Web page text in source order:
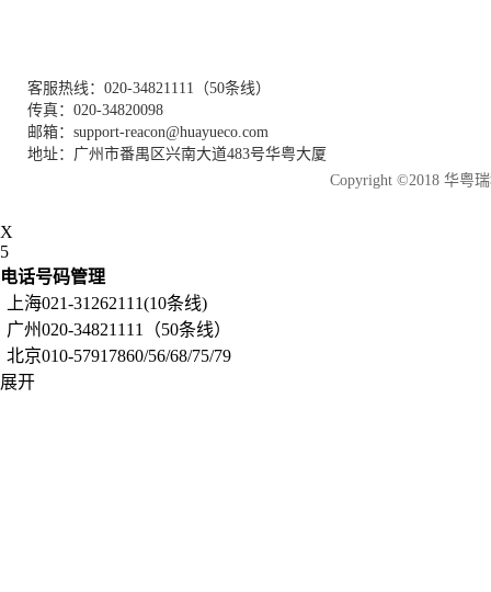
客服热线：020-34821111（50条线）
传真：020-34820098
邮箱：support-reacon@huayueco.com
地址：广州市番禺区兴南大道483号华粤大厦
Copyright ©2018 华粤
X
5
电话号码管理
上海021-31262111(10条线)
广州020-34821111（50条线）
北京010-57917860/56/68/75/79
展开